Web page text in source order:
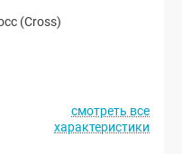
(Cross)
смотреть все
характеристики